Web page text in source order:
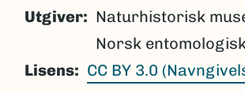
Utgiver
Naturhistorisk
Norsk
Lisens
CC BY 3.0